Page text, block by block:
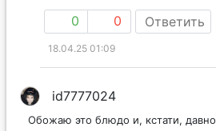
0 0 Ответить
18.04.25 01:09
id7777024
Обожаю это блюдо и, кстати,